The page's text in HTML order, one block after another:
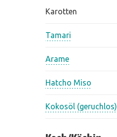
Karotten
Tamari
Arame
Hatcho Miso
Kokosöl (geruchlos)